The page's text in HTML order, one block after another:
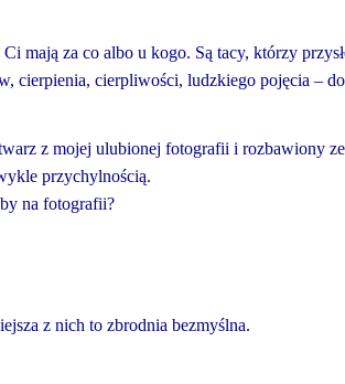
mają za co albo u kogo. Są tacy, którzy
cierpienia, cierpliwości, ludzkiego pojęcia –
z mojej ulubionej fotografii i rozbawiony
przychylnością.
na fotografii?
z nich to zbrodnia bezmyślna.